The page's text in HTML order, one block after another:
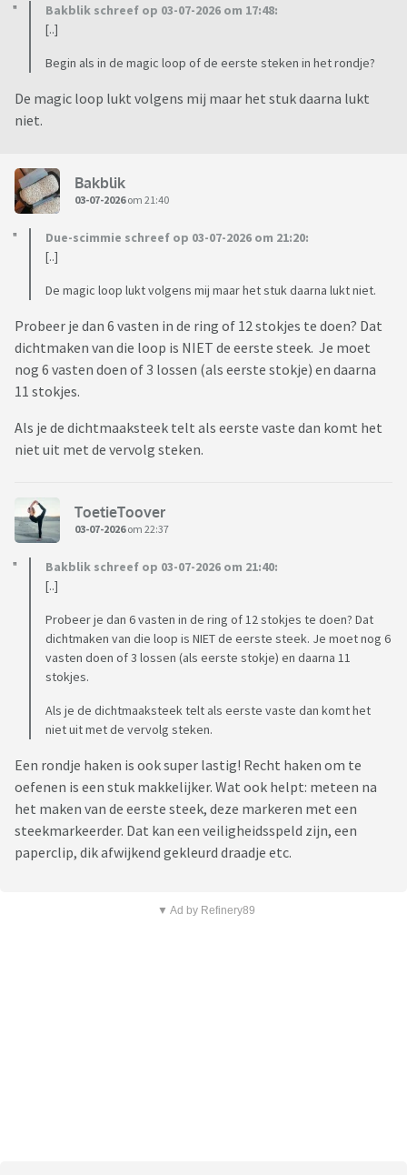
Bakblik schreef op 03-07-2026 om 17:48:
[..]
Begin als in de magic loop of de eerste steken in het rondje?
De magic loop lukt volgens mij maar het stuk daarna lukt
niet.
Bakblik
03-07-2026om 21:40
Due-scimmie schreef op 03-07-2026 om 21:20:
[..]
De magic loop lukt volgens mij maar het stuk daarna lukt niet.
Probeer je dan 6 vasten in de ring of 12 stokjes te doen? Dat
dichtmaken van die loop is NIET de eerste steek. Je moet
nog 6 vasten doen of 3 lossen (als eerste stokje) en daarna
11 stokjes.
Als je de dichtmaaksteek telt als eerste vaste dan komt het
niet uit met de vervolg steken.
ToetieToover
03-07-2026om 22:37
Bakblik schreef op 03-07-2026 om 21:40:
[..]
Probeer je dan 6 vasten in de ring of 12 stokjes te doen? Dat
dichtmaken van die loop is NIET de eerste steek. Je moet nog 6
vasten doen of 3 lossen (als eerste stokje) en daarna 11
stokjes.
Als je de dichtmaaksteek telt als eerste vaste dan komt het
niet uit met de vervolg steken.
Een rondje haken is ook super lastig! Recht haken om te
oefenen is een stuk makkelijker. Wat ook helpt: meteen na
het maken van de eerste steek, deze markeren met een
steekmarkeerder. Dat kan een veiligheidsspeld zijn, een
paperclip, dik afwijkend gekleurd draadje etc.
▼ Ad by Refinery89